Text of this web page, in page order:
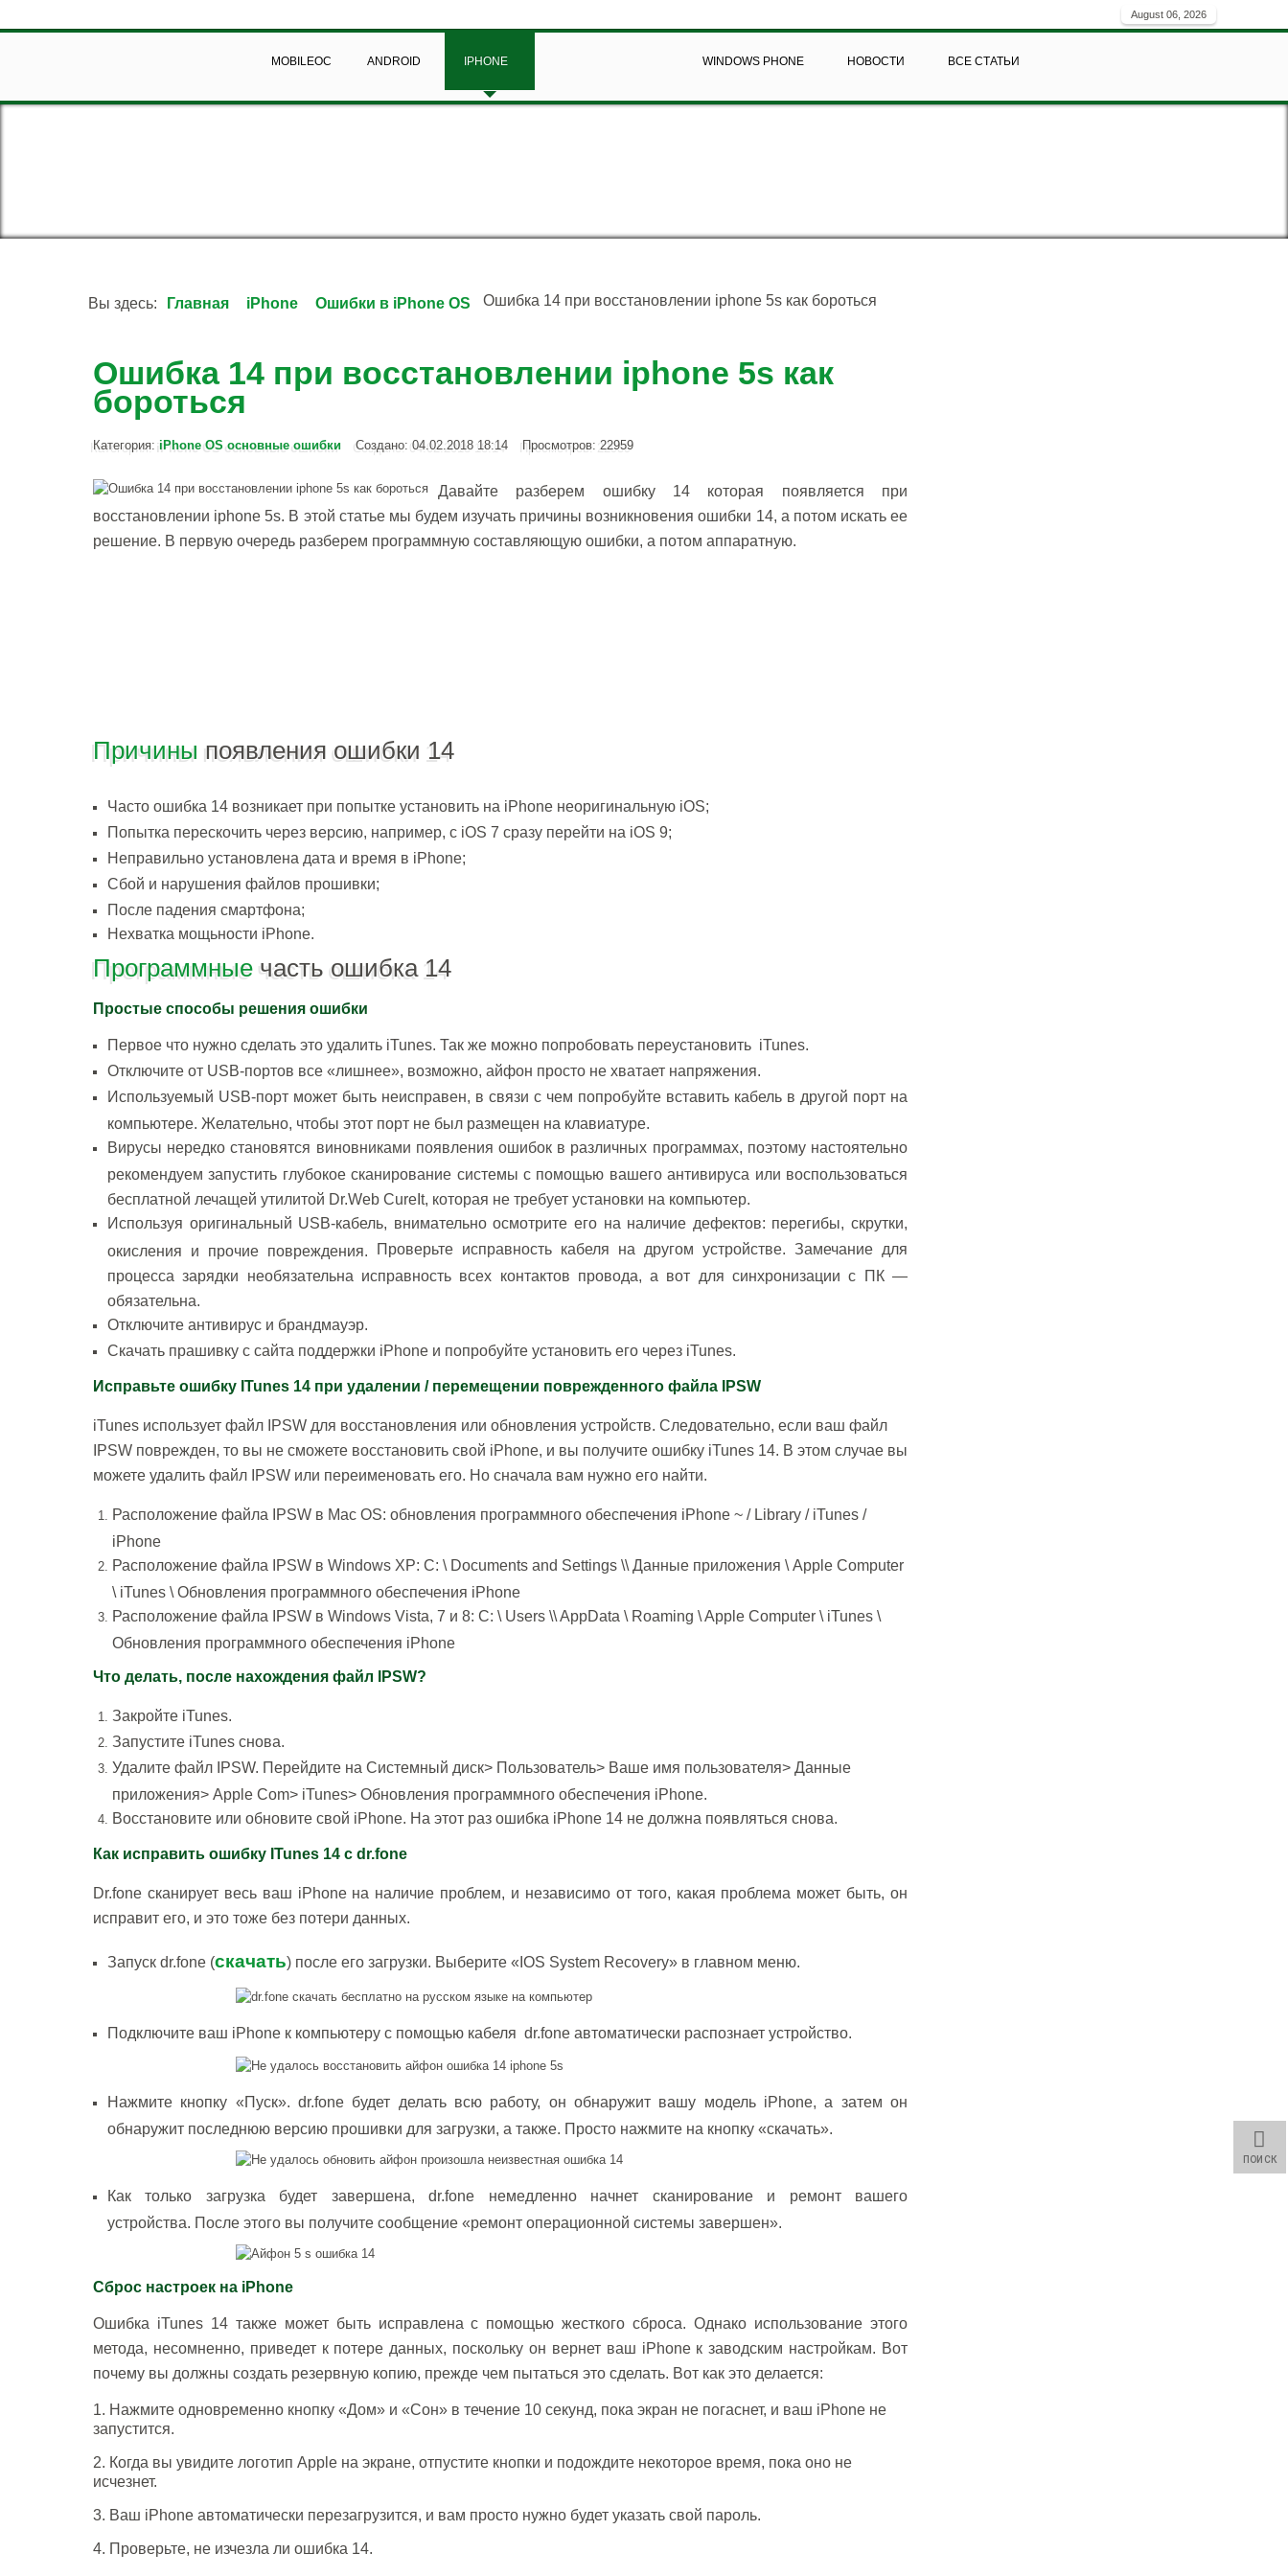
August 06, 2026
MOBILEOC ANDROID IPHONE WINDOWS PHONE НОВОСТИ ВСЕ СТАТЬИ
Вы здесь: Главная iPhone Ошибки в iPhone OS Ошибка 14 при восстановлении iphone 5s как бороться
Ошибка 14 при восстановлении iphone 5s как
бороться
Категория:iPhone OS основные ошибки Создано: 04.02.2018 18:14 Просмотров: 22959
Давайте разберем ошибку 14 которая появляется при
восстановлении iphone 5s. В этой статье мы будем изучать причины возникновения ошибки 14, а потом искать ее
решение. В первую очередь разберем программную составляющую ошибки, а потом аппаратную.
Причины появления ошибки 14
Часто ошибка 14 возникает при попытке установить на iPhone неоригинальную iOS;
Попытка перескочить через версию, например, с iOS 7 сразу перейти на iOS 9;
Неправильно установлена дата и время в iPhone;
Сбой и нарушения файлов прошивки;
После падения смартфона;
Нехватка мощьности iPhone.
Программные часть ошибка 14
Простые способы решения ошибки
Первое что нужно сделать это удалить iTunes. Так же можно попробовать переустановить iTunes.
Отключите от USB-портов все «лишнее», возможно, айфон просто не хватает напряжения.
Используемый USB-порт может быть неисправен, в связи с чем попробуйте вставить кабель в другой порт на
компьютере. Желательно, чтобы этот порт не был размещен на клавиатуре.
Вирусы нередко становятся виновниками появления ошибок в различных программах, поэтому настоятельно
рекомендуем запустить глубокое сканирование системы с помощью вашего антивируса или воспользоваться
бесплатной лечащей утилитой Dr.Web CureIt, которая не требует установки на компьютер.
Используя оригинальный USB-кабель, внимательно осмотрите его на наличие дефектов: перегибы, скрутки,
окисления и прочие повреждения. Проверьте исправность кабеля на другом устройстве. Замечание для
процесса зарядки необязательна исправность всех контактов провода, а вот для синхронизации с ПК —
обязательна.
Отключите антивирус и брандмауэр.
Скачать прашивку с сайта поддержки iPhone и попробуйте установить его через iTunes.
Исправьте ошибку ITunes 14 при удалении / перемещении поврежденного файла IPSW
iTunes использует файл IPSW для восстановления или обновления устройств. Следовательно, если ваш файл
IPSW поврежден, то вы не сможете восстановить свой iPhone, и вы получите ошибку iTunes 14. В этом случае вы
можете удалить файл IPSW или переименовать его. Но сначала вам нужно его найти.
Расположение файла IPSW в Mac OS: обновления программного обеспечения iPhone ~ / Library / iTunes /
iPhone
Расположение файла IPSW в Windows XP: C: \ Documents and Settings \\ Данные приложения \ Apple Computer
\ iTunes \ Обновления программного обеспечения iPhone
Расположение файла IPSW в Windows Vista, 7 и 8: C: \ Users \\ AppData \ Roaming \ Apple Computer \ iTunes \
Обновления программного обеспечения iPhone
Что делать, после нахождения файл IPSW?
Закройте iTunes.
Запустите iTunes снова.
Удалите файл IPSW. Перейдите на Системный диск> Пользователь> Ваше имя пользователя> Данные
приложения> Apple Com> iTunes> Обновления программного обеспечения iPhone.
Восстановите или обновите свой iPhone. На этот раз ошибка iPhone 14 не должна появляться снова.
Как исправить ошибку ITunes 14 с dr.fone
Dr.fone сканирует весь ваш iPhone на наличие проблем, и независимо от того, какая проблема может быть, он
исправит его, и это тоже без потери данных.
Запуск dr.fone (скачать) после его загрузки. Выберите «IOS System Recovery» в главном меню.
Подключите ваш iPhone к компьютеру с помощью кабеля dr.fone автоматически распознает устройство.
Нажмите кнопку «Пуск». dr.fone будет делать всю работу, он обнаружит вашу модель iPhone, а затем он
обнаружит последнюю версию прошивки для загрузки, а также. Просто нажмите на кнопку «скачать».
Как только загрузка будет завершена, dr.fone немедленно начнет сканирование и ремонт вашего
устройства. После этого вы получите сообщение «ремонт операционной системы завершен».
Сброс настроек на iPhone
Ошибка iTunes 14 также может быть исправлена ​​с помощью жесткого сброса. Однако использование этого
метода, несомненно, приведет к потере данных, поскольку он вернет ваш iPhone к заводским настройкам. Вот
почему вы должны создать резервную копию, прежде чем пытаться это сделать. Вот как это делается:
1. Нажмите одновременно кнопку «Дом» и «Сон» в течение 10 секунд, пока экран не погаснет, и ваш iPhone не
запустится.
2. Когда вы увидите логотип Apple на экране, отпустите кнопки и подождите некоторое время, пока оно не
исчезнет.
3. Ваш iPhone автоматически перезагрузится, и вам просто нужно будет указать свой пароль.
4. Проверьте, не изчезла ли ошибка 14.
ПОИСК